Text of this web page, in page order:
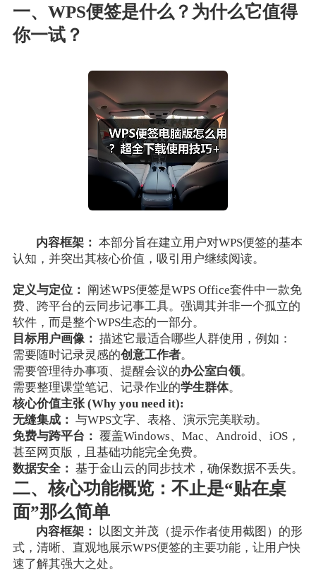
一、WPS便签是什么？为什么它值得
你一试？
内容框架： 本部分旨在建立用户对WPS便签的基本
认知，并突出其核心价值，吸引用户继续阅读。
定义与定位： 阐述WPS便签是WPS Office套件中一款免
费、跨平台的云同步记事工具。强调其并非一个孤立的
软件，而是整个WPS生态的一部分。
目标用户画像： 描述它最适合哪些人群使用，例如：
需要随时记录灵感的创意工作者。
需要管理待办事项、提醒会议的办公室白领。
需要整理课堂笔记、记录作业的学生群体。
核心价值主张 (Why you need it):
无缝集成： 与WPS文字、表格、演示完美联动。
免费与跨平台： 覆盖Windows、Mac、Android、iOS，
甚至网页版，且基础功能完全免费。
数据安全： 基于金山云的同步技术，确保数据不丢失。
二、核心功能概览：不止是“贴在桌
面”那么简单
内容框架： 以图文并茂（提示作者使用截图）的形
式，清晰、直观地展示WPS便签的主要功能，让用户快
速了解其强大之处。